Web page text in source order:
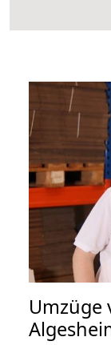
Umzüge